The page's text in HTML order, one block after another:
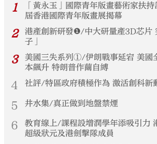
1
「黃永玉」國際青年版畫藝術家扶
屆香港國際青年版畫展揭幕
2
港產創新研發❶/中大研量產3D芯片
子」
3
美國三失系列①/伊朗戰事延宕 美國
本飆升 特朗普作繭自縛
4 社評/特區政府積極作為 激活創科新
5 井水集/真正做到地盤禁煙
6
教育線上/課程設增潤學年添吸引力 港大醫學院錄取5
超級狀元及港劍擊隊成員